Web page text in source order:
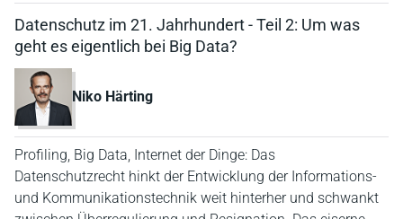
Datenschutz im 21. Jahrhundert - Teil 2: Um was
geht es eigentlich bei Big Data?
Niko Härting
Profiling, Big Data, Internet der Dinge: Das
Datenschutzrecht hinkt der Entwicklung der Informations-
und Kommunikationstechnik weit hinterher und schwankt